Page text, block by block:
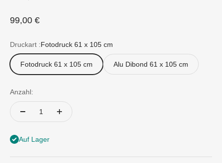
Angebot
99,00 €
Druckart :Fotodruck 61 x 105 cm
Fotodruck 61 x 105 cm Alu Dibond 61 x 105 cm
Anzahl:
Auf Lager